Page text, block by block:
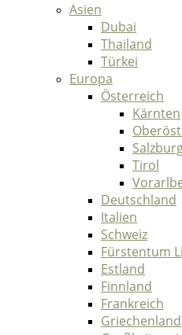
Asien
Dubai
Thailand
Türkei
Europa
Österreich
Kärnten
Tirol
Deutschland
Italien
Schweiz
Fürstentum
Estland
Finnland
Frankreich
Griechenland